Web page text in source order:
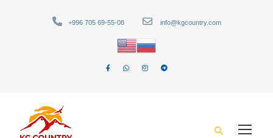
+996 705 69-55-08 info@kgcountry.com